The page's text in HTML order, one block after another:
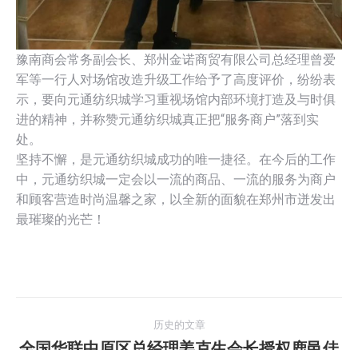
豫南商会常务副会长、郑州金诺商贸有限公司总经理曾爱
军等一行人对场馆改造升级工作给予了高度评价，纷纷表
示，要向元通纺织城学习重视场馆内部环境打造及与时俱
进的精神，并称赞元通纺织城真正把“服务商户”落到实
处。
坚持不懈，是元通纺织城成功的唯一捷径。在今后的工作
中，元通纺织城一定会以一流的商品、一流的服务为商户
和顾客营造时尚温馨之家，以全新的面貌在郑州市迸发出
最璀璨的光芒！
历史的文章